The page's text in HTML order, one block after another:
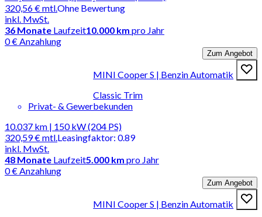
320,56 €mtl.
inkl. MwSt.
Ohne Bewertung
36 Monate Laufzeit10.000 km pro Jahr
0 € Anzahlung
Zum Angebot
MINI Cooper S | Benzin Automatik
Classic Trim
Privat- & Gewerbekunden
10.037 km | 150 kW (204 PS)
320,59 €mtl.
inkl. MwSt.
Leasingfaktor: 0.89
48 Monate Laufzeit5.000 km pro Jahr
0 € Anzahlung
Zum Angebot
MINI Cooper S | Benzin Automatik